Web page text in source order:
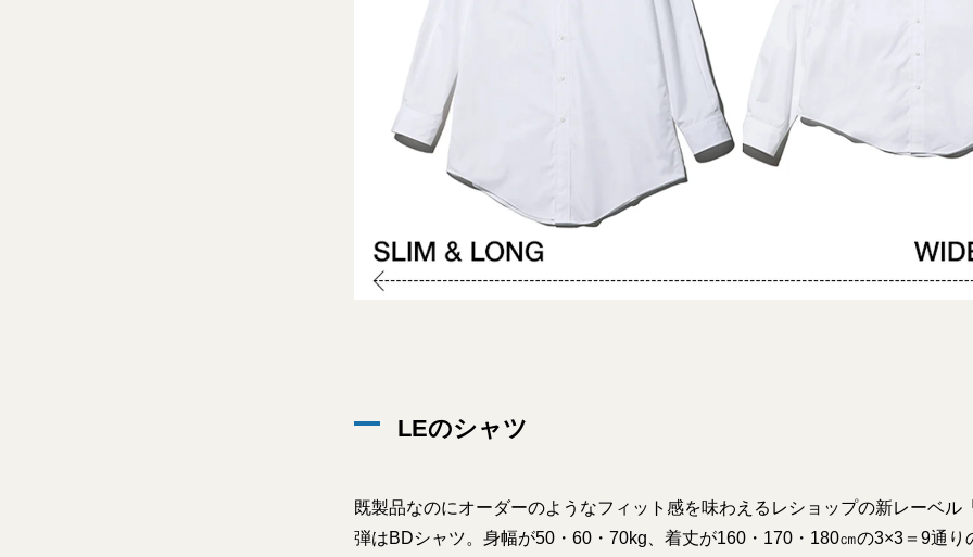
LEのシャツ
既製品なのにオーダーのようなフィット感を味わえるレショップの新レーベル
弾はBDシャツ。身幅が50・60・70kg、着丈が160・170・180㎝の3×3＝9通り